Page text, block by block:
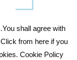
shall agree with
from here if you
Cookie Policy